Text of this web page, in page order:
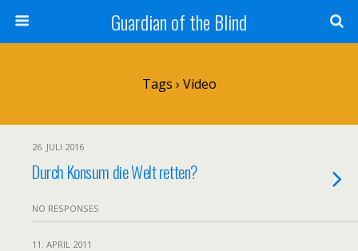
Guardian of the Blind
Tags › Video
26. JULI 2016
Durch Konsum die Welt retten?
NO RESPONSES
11. APRIL 2011